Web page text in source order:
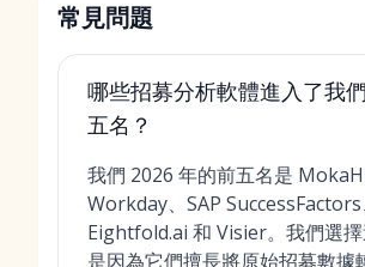
常見問題
哪些招募分析軟體進入了我
五名？
我們 2026 年的前五名是
Workday、SAP SuccessFactors
Eightfold.ai 和 Visier。我們選
是因為它們擅長將原始招募數據